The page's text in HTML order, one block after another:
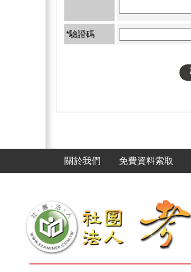
*驗證碼
關於我們 免費資料索取